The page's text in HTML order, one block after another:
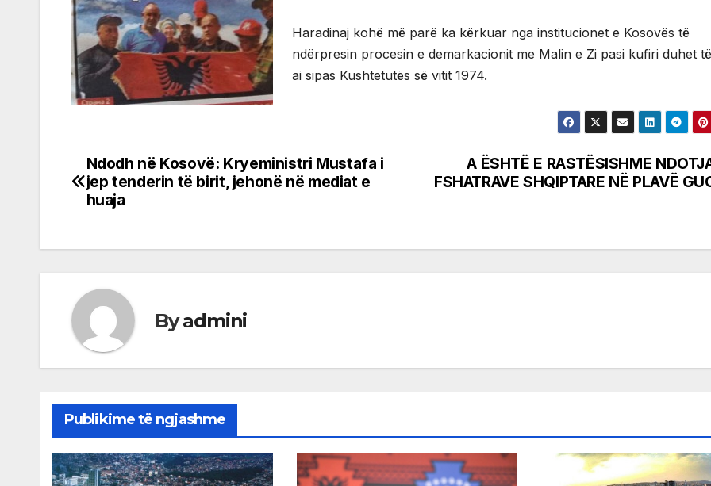
Haradinaj kohë më parë ka kërkuar nga institucionet e Kosovës të
ndërpresin procesin e demarkacionit me Malin e Zi pasi kufiri duhet
ai sipas Kushtetutës së vitit 1974.
Post
navigation
A ËSHTË E RASTËSISHME
FSHATRAVE SHQIPTARE NË PLAVË
Ndodh në Kosovë: Kryeministri Mustafa i
jep tenderin të birit, jehonë në mediat e
huaja
Byadmini
Publikime të ngjashme